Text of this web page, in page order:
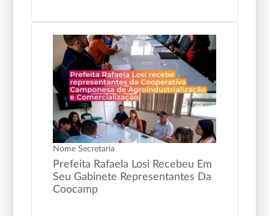
Nome Secretaria
Prefeita Rafaela Losi Recebeu Em
Seu Gabinete Representantes Da
Coocamp